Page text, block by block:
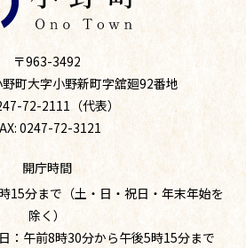
〒963-3492
町大字小野新町字舘廻92番地
72-2111（代表）
0247-72-3121
開庁時間
15分まで（土・日・祝日・年末年始を
除く）
：午前8時30分から午後5時15分まで